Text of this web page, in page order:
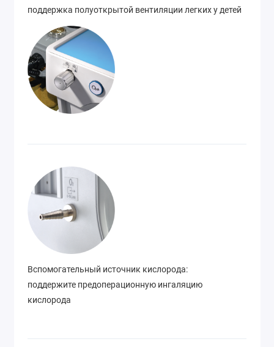
поддержка полуоткрытой вентиляции легких у детей
Вспомогательный источник кислорода:
поддержите предоперационную ингаляцию
кислорода